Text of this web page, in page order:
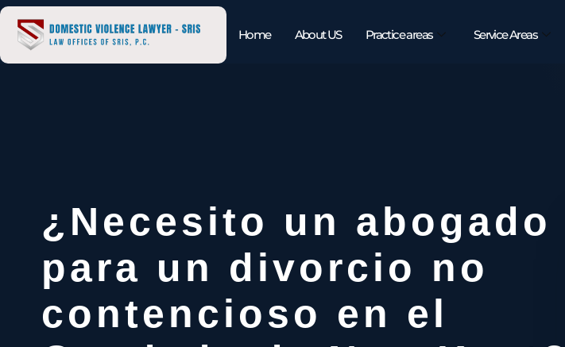
Home About US Practice areas Service Areas
¿Necesito un abogado
para un divorcio no
contencioso en el